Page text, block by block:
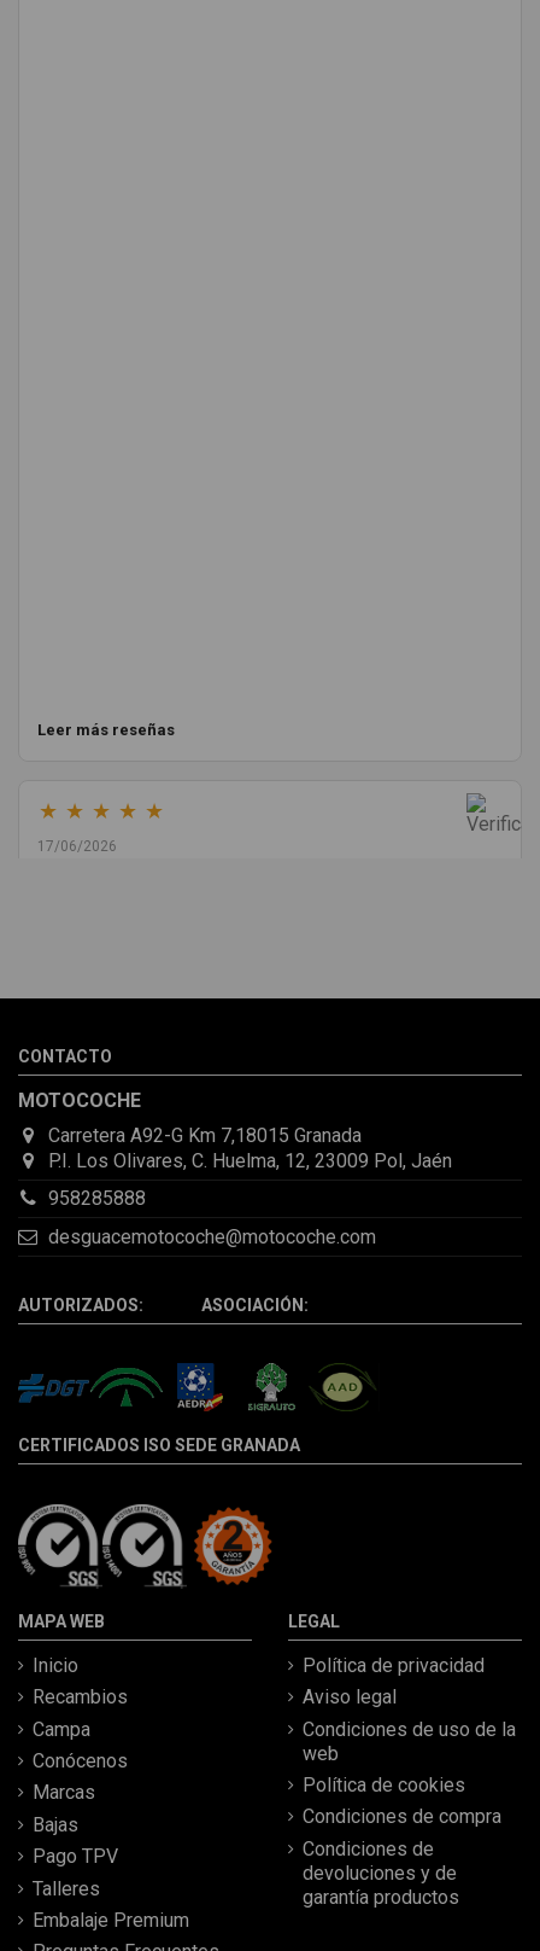
Leer más reseñas
★ ★ ★ ★ ★
17/06/2026
la pieza llegó correcta y bien embalada, además de llegarme 2
CONTACTO
MOTOCOCHE
Carretera A92-G Km 7,18015 Granada
P.I. Los Olivares, C. Huelma, 12, 23009 Pol, Jaén
958285888
desguacemotocoche@motocoche.com
AUTORIZADOS: ASOCIACIÓN:
CERTIFICADOS ISO SEDE GRANADA
MAPA WEB
Inicio
Recambios
Campa
Conócenos
Marcas
Bajas
Pago TPV
Talleres
Embalaje Premium
LEGAL
Política de privacidad
Aviso legal
Condiciones de uso de la
web
Política de cookies
Condiciones de compra
Condiciones de
devoluciones y de
garantía productos